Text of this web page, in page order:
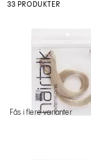
33 PRODUKTER
Fås i flere varianter